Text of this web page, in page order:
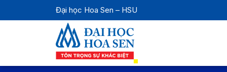
Đại học Hoa Sen – HSU